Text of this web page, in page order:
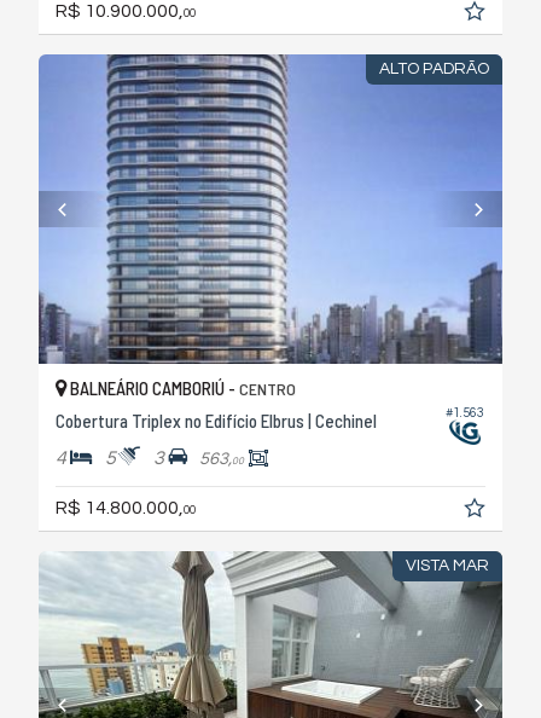
R$ 10.900.000, 00
ALTO PADRÃO
#1.563
BALNEÁRIO CAMBORIÚ - CENTRO
Cobertura Triplex no Edifício Elbrus | Cechinel
4 5 3 563,00
R$ 14.800.000, 00
VISTA MAR